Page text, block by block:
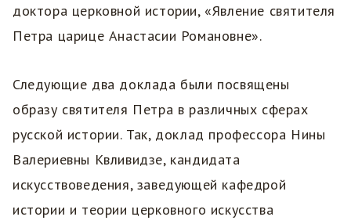
доктора церковной истории, «Явление святителя
Петра царице Анастасии Романовне».
Следующие два доклада были посвящены
образу святителя Петра в различных сферах
русской истории. Так, доклад профессора Нины
Валериевны Квливидзе, кандидата
искусствоведения, заведующей кафедрой
истории и теории церковного искусства